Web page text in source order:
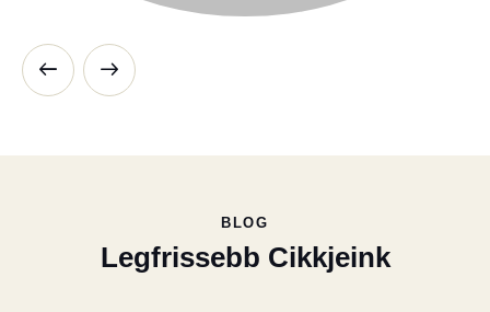
BLOG
Legfrissebb Cikkjeink